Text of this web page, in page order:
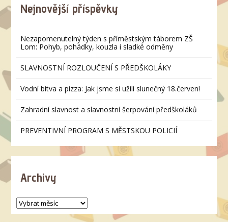
Nejnovější příspěvky
Nezapomenutelný týden s příměstským táborem ZŠ
Lom: Pohyb, pohádky, kouzla i sladké odměny
SLAVNOSTNÍ ROZLOUČENÍ S PŘEDŠKOLÁKY
Vodní bitva a pizza: Jak jsme si užili slunečný 18.červen!
Zahradní slavnost a slavnostní šerpování předškoláků
PREVENTIVNÍ PROGRAM S MĚSTSKOU POLICIÍ
Archivy